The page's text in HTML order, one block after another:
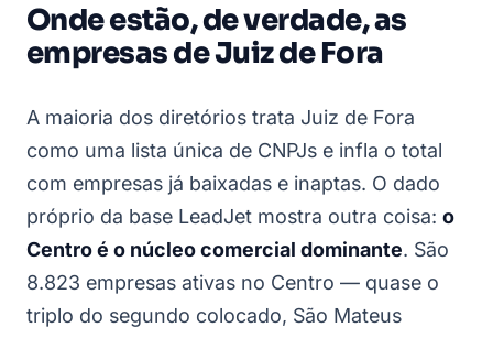
Onde estão, de verdade, as
empresas de Juiz de Fora
A maioria dos diretórios trata Juiz de Fora
como uma lista única de CNPJs e infla o total
com empresas já baixadas e inaptas. O dado
próprio da base LeadJet mostra outra coisa: o
Centro é o núcleo comercial dominante. São
8.823 empresas ativas no Centro — quase o
triplo do segundo colocado, São Mateus